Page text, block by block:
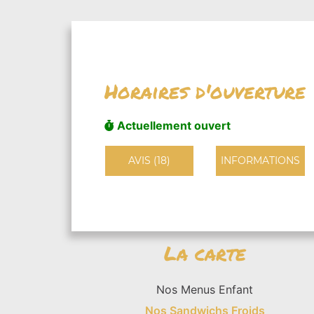
Horaires d'ouverture
Actuellement ouvert
AVIS (18) INFORMATIONS
La carte
Nos Menus Enfant
Nos Sandwichs Froids